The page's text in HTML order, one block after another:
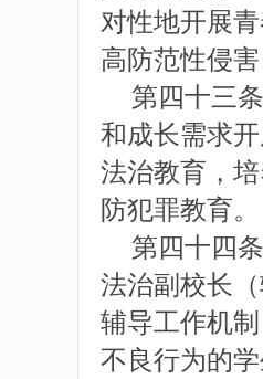
对性地开展
高防范性侵
第四十三条
和成长需求
法治教育，
防犯罪教育。
第四十四条
法治副校长
辅导工作机
不良行为的